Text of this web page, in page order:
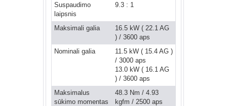
Suspaudimo
laipsnis
9.3 : 1
Maksimali galia
16.5 kW ( 22.1 AG
) / 3600 aps
Nominali galia
11.5 kW ( 15.4 AG )
/ 3000 aps
13.0 kW ( 16.1 AG
) / 3600 aps
Maksimalus
sūkimo momentas
48.3 Nm / 4.93
kgfm / 2500 aps